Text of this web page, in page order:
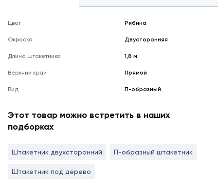
Цвет Рябина
Окраска Двусторонняя
Длина штакетника 1,8 м
Верхний край Прямой
Вид П-образный
Этот товар можно встретить в наших
подборках
Штакетник двухсторонний П-образный штакетник
Штакетник под дерево